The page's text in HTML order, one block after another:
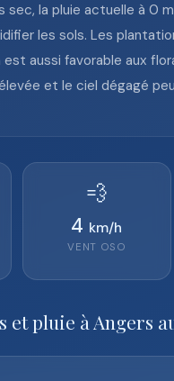
sec, la pluie actuelle à 0
les sols. Les
aussi favorable aux
et le ciel dégagé
💨
4 km/h
VENT OSO
et pluie à Angers